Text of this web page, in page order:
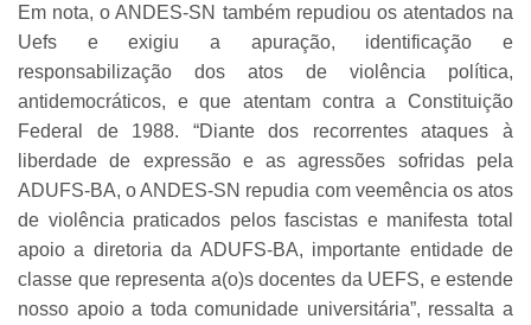
Em nota, o ANDES-SN também repudiou os atentados na
Uefs e exigiu a apuração, identificação e
responsabilização dos atos de violência política,
antidemocráticos, e que atentam contra a Constituição
Federal de 1988. “Diante dos recorrentes ataques à
liberdade de expressão e as agressões sofridas pela
ADUFS-BA, o ANDES-SN repudia com veemência os atos
de violência praticados pelos fascistas e manifesta total
apoio a diretoria da ADUFS-BA, importante entidade de
classe que representa a(o)s docentes da UEFS, e estende
nosso apoio a toda comunidade universitária”, ressalta a